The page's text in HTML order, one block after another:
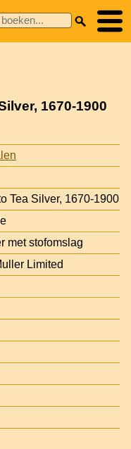
1670-1900
Tea Silver, 1670-1900
met stofomslag
Limited